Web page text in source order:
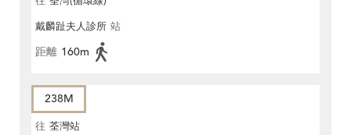
戴麟趾夫人診所 站
距離 160m
238M
往 荃灣站